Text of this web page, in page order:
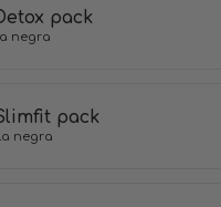
pack
negra
pack
negra